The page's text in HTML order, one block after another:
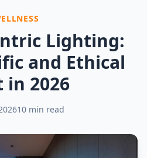
Lighting:
and Ethical
in 2026
10 min read